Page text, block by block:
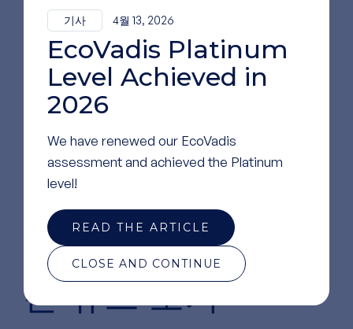
기사 4월 13, 2026
EcoVadis Platinum
Level Achieved in
2026
We have renewed our EcoVadis
assessment and achieved the Platinum
level!
READ THE ARTICLE
CLOSE AND CONTINUE
당사에 대한 더 많
은 뉴스 보기